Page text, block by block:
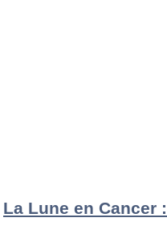
La Lune en Cancer